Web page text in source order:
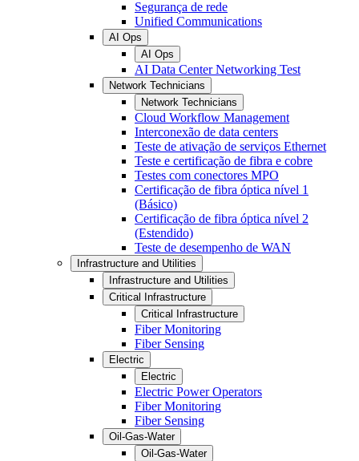
Segurança de rede
Unified Communications
AI Ops
AI Ops
AI Data Center Networking Test
Network Technicians
Network Technicians
Cloud Workflow Management
Interconexão de data centers
Teste de ativação de serviços Ethernet
Teste e certificação de fibra e cobre
Testes com conectores MPO
Certificação de fibra óptica nível 1
(Básico)
Certificação de fibra óptica nível 2
(Estendido)
Teste de desempenho de WAN
Infrastructure and Utilities
Infrastructure and Utilities
Critical Infrastructure
Critical Infrastructure
Fiber Monitoring
Fiber Sensing
Electric
Electric
Electric Power Operators
Fiber Monitoring
Fiber Sensing
Oil-Gas-Water
Oil-Gas-Water